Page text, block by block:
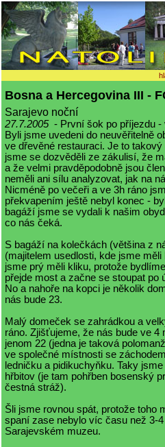
Bosna a Hercegovina III -
Sarajevo noční
27.7.2005 - První šok po příjezdu -
Byli jsme uvedeni do neuvěřitelně
ve dřevěné restauraci. Je to
jsme se dozvěděli ze zákulisí, že
a že velmi pravděpodobně jsou
neměli ani sílu analyzovat, jak na
Nicméně po večeři a ve 3h ráno
překvapením ještě nebyl konec -
bagáží jsme se vydali k našim
co nás čeká.
S bagáží na kolečkách (většina z
(majitelem usedlosti, kde jsme
jsme prý měli kliku, protože
přejde most a začne se stoupat
No a nahoře na kopci je několik
nás bude 23.
Malý domeček se zahrádkou a
ráno. Zjišťujeme, že nás bude ve
jenom 22 (jedna je taková
ve společné místnosti se
ledničku a pidikuchyňku. Taky
hřbitov (je tam pohřben bosenský
čestná stráž).
Šli jsme rovnou spát, protože toho
spaní zase nebylo víc času než 3-
Sarajevském muzeu.